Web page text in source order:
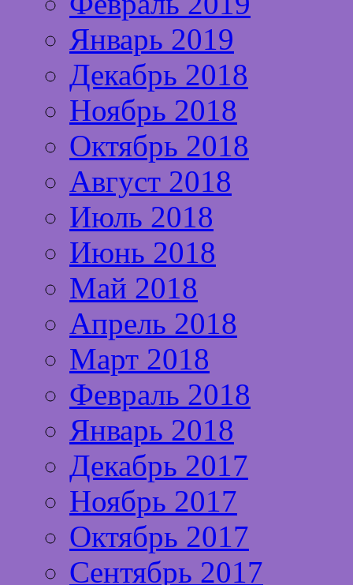
Январь 2019
Декабрь 2018
Ноябрь 2018
Октябрь 2018
Август 2018
Июль 2018
Июнь 2018
Май 2018
Апрель 2018
Март 2018
Февраль 2018
Январь 2018
Декабрь 2017
Ноябрь 2017
Октябрь 2017
Сентябрь 2017